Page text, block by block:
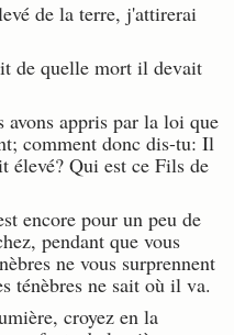
de la terre, j'attirerai
de quelle mort il devait
appris par la loi que
comment donc dis-tu: Il
élevé? Qui est ce Fils de
encore pour un peu de
pendant que vous
ne vous surprennent
ténèbres ne sait où il va.
croyez en la